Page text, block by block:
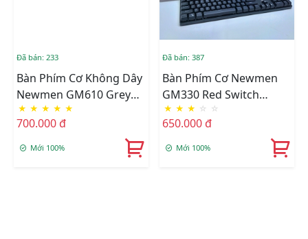
Đã bán: 233
Bàn Phím Cơ Không Dây
Newmen GM610 Grey
RGB Dual Mode
(Blue/Red/Black/Brown
Switch)
★ ★ ★ ★ ★
700.000 đ
Mới 100%
Đã bán: 387
Bàn Phím Cơ Newmen
GM330 Red Switch
Multiled
★ ★ ★ ☆ ☆
650.000 đ
Mới 100%